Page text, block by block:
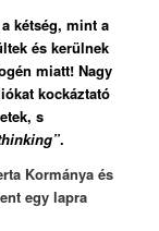
kétség, mint a
és kerülnek
miatt! Nagy
kockáztató
s
.
Kormánya és
egy lapra